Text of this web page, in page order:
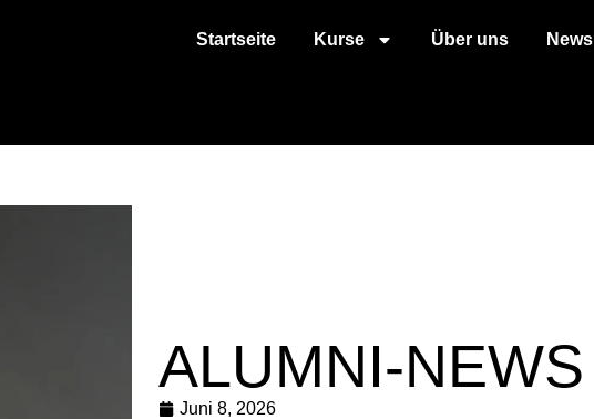
Startseite Kurse Über uns News
ALUMNI-NEWS
Juni 8, 2026